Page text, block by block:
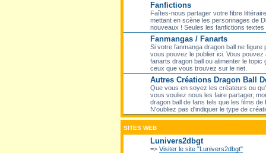
Fanfictions
Faîtes-nous partager votre fibre
mettant en scène les personnages de
nouveaux ! Seules les fanfictions textes
Fanmangas / Fanarts
Si votre fanmanga dragon ball ne
vous pouvez le publier ici. Vous
fanarts dragon ball ou alimenter le
ceux que vous trouvez sur le net.
Autres Créations Dragon Ball
Que vous en soyez les créateurs ou
vous vouliez nous les faire partager,
dragon ball de fans tels que les films
N'oubliez pas d'indiquer le type de
SITES WEB
Lunivers2dbgt
=> Visiter le site "Lunivers2dbgt"